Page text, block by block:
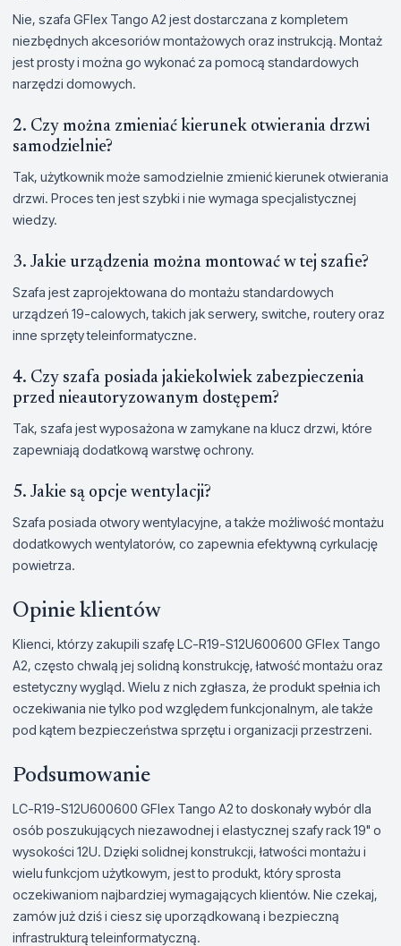
Nie, szafa GFlex Tango A2 jest dostarczana z kompletem
niezbędnych akcesoriów montażowych oraz instrukcją. Montaż
jest prosty i można go wykonać za pomocą standardowych
narzędzi domowych.
2. Czy można zmieniać kierunek otwierania drzwi
samodzielnie?
Tak, użytkownik może samodzielnie zmienić kierunek otwierania
drzwi. Proces ten jest szybki i nie wymaga specjalistycznej
wiedzy.
3. Jakie urządzenia można montować w tej szafie?
Szafa jest zaprojektowana do montażu standardowych
urządzeń 19-calowych, takich jak serwery, switche, routery oraz
inne sprzęty teleinformatyczne.
4. Czy szafa posiada jakiekolwiek zabezpieczenia
przed nieautoryzowanym dostępem?
Tak, szafa jest wyposażona w zamykane na klucz drzwi, które
zapewniają dodatkową warstwę ochrony.
5. Jakie są opcje wentylacji?
Szafa posiada otwory wentylacyjne, a także możliwość montażu
dodatkowych wentylatorów, co zapewnia efektywną cyrkulację
powietrza.
Opinie klientów
Klienci, którzy zakupili szafę LC-R19-S12U600600 GFlex Tango
A2, często chwalą jej solidną konstrukcję, łatwość montażu oraz
estetyczny wygląd. Wielu z nich zgłasza, że produkt spełnia ich
oczekiwania nie tylko pod względem funkcjonalnym, ale także
pod kątem bezpieczeństwa sprzętu i organizacji przestrzeni.
Podsumowanie
LC-R19-S12U600600 GFlex Tango A2 to doskonały wybór dla
osób poszukujących niezawodnej i elastycznej szafy rack 19" o
wysokości 12U. Dzięki solidnej konstrukcji, łatwości montażu i
wielu funkcjom użytkowym, jest to produkt, który sprosta
oczekiwaniom najbardziej wymagających klientów. Nie czekaj,
zamów już dziś i ciesz się uporządkowaną i bezpieczną
infrastrukturą teleinformatyczną.